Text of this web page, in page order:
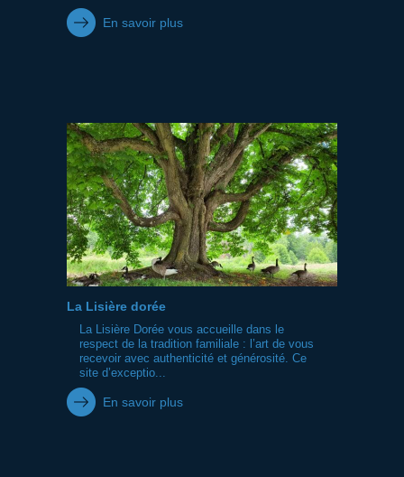
En savoir plus
La Lisière dorée
La Lisière Dorée vous accueille dans le
respect de la tradition familiale : l’art de vous
recevoir avec authenticité et générosité. Ce
site d’exceptio...
En savoir plus